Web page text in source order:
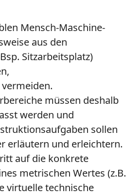
Mensch-Maschine-
aus den
Sitzarbeitsplatz)
müssen deshalb
werden und
sollen
erläutern und erleichtern.
auf die konkrete
metrischen Wertes (z.B.
virtuelle technische